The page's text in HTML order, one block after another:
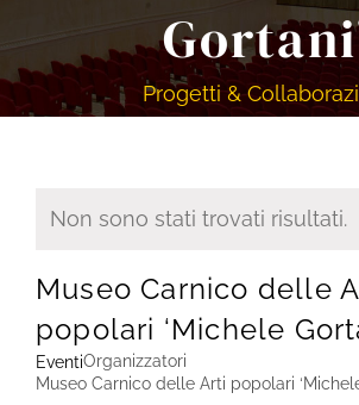
Progetti &
Notice
Non sono stati trovati risultati.
Museo Carnico delle
popolari ‘Michele
EventiOrganizzatori
Museo Carnico delle Arti popolari